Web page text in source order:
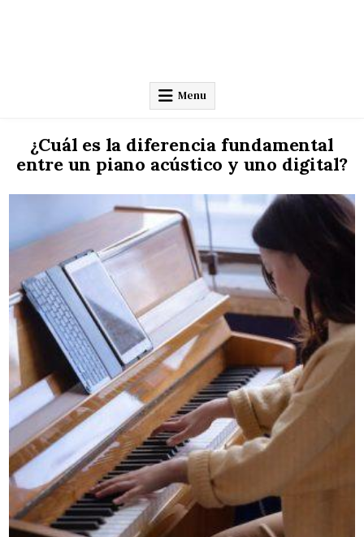
Menu
¿Cuál es la diferencia fundamental
entre un piano acústico y uno digital?